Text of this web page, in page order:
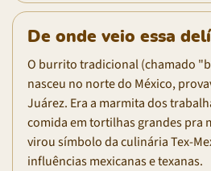
De onde veio essa
O burrito tradicional (chamado
nasceu no norte do México,
Juárez. Era a marmita dos
comida em tortilhas grandes pra
virou símbolo da culinária Tex-
influências mexicanas e texanas.